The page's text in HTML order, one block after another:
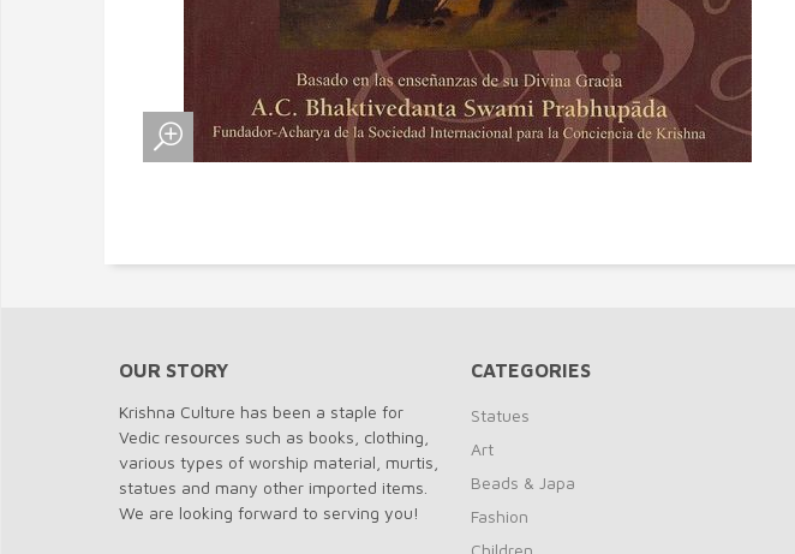
OUR STORY
Krishna Culture has been a staple for
Vedic resources such as books, clothing,
various types of worship material, murtis,
statues and many other imported items.
We are looking forward to serving you!
CATEGORIES
Statues
Art
Beads & Japa
Fashion
Children